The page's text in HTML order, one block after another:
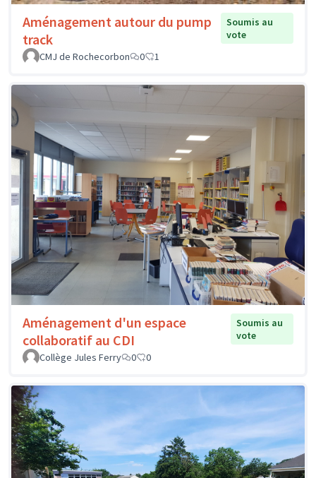
Aménagement autour du pump
track
Soumis au
vote
CMJ de Rochecorbon
0 1
Aménagement d'un espace
collaboratif au CDI
Soumis au
vote
Collège Jules Ferry
0 0